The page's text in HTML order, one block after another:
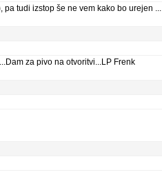
tudi izstop še ne vem kako bo urejen ...
za pivo na otvoritvi...LP Frenk